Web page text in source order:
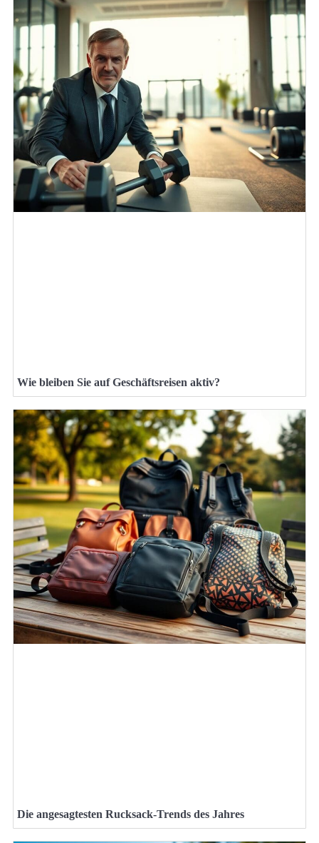
Wie bleiben Sie auf Geschäftsreisen aktiv?
Die angesagtesten Rucksack-Trends des Jahres